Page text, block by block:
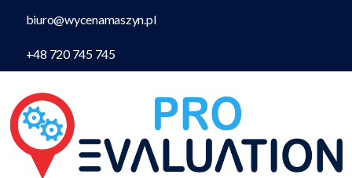
biuro@wycenamaszyn.pl
+48 720 745 745